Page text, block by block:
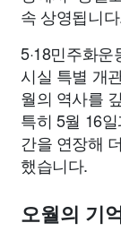
속 상영됩니
5·18민주화
시실 특별 개
월의 역사를
특히 5월 16
간을 연장해
했습니다.
오월의 기